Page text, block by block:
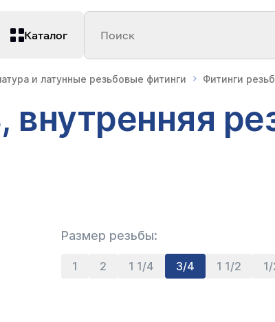
Каталог Поиск
и латунные резьбовые фитинги Фитинги
внутренняя
Размер резьбы:
1 2 1 1/4 3/4 1 1/2